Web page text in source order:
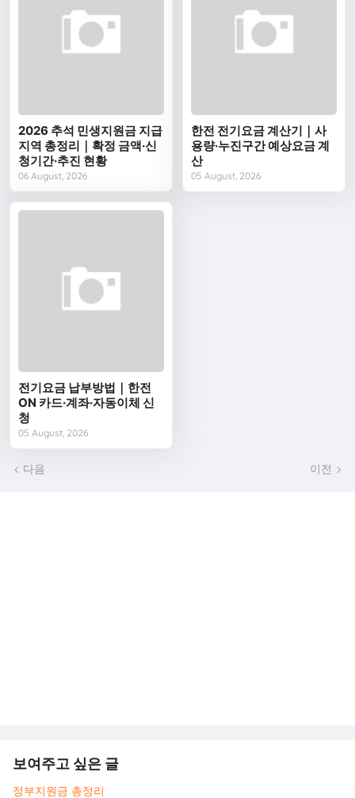
2026 추석 민생지원금 지급
지역 총정리｜확정 금액·신
청기간·추진 현황
06 August, 2026
한전 전기요금 계산기｜사
용량·누진구간 예상요금 계
산
05 August, 2026
전기요금 납부방법｜한전
ON 카드·계좌·자동이체 신
청
05 August, 2026
다음 이전
보여주고 싶은 글
정부지원금 총정리